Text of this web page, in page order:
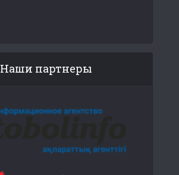
Наши партнеры